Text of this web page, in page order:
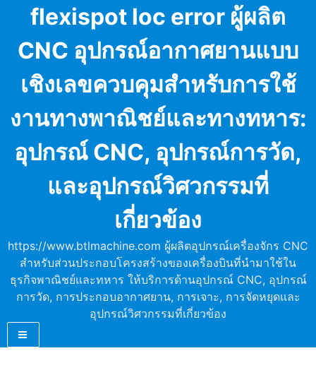
content
flexispot loc error ผู้ผลิต
CNC อุปกรณ์อากาศยานแบบ
เชิงเลขควบคุมสำหรับการใช้
งานทางพาณิชย์และทางทหาร:
อุปกรณ์ CNC, อุปกรณ์การวัด,
และอุปกรณ์วิศวกรรมที่
เกี่ยวข้อง
https://www.btlmachine.com ผู้ผลิตอุปกรณ์เครื่องจักร CNC
สำหรับส่วนประกอบโครงสร้างของเครื่องบินที่นำมาใช้ใน
ธุรกิจพาณิชย์และทหาร ให้บริการด้านอุปกรณ์ CNC, อุปกรณ์
การวัด, การประกอบอากาศยาน, การเจาะ, การจัดหยุดและ
อุปกรณ์วิศวกรรมที่เกี่ยวข้อง